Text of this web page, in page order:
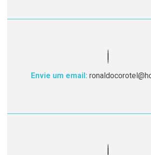
Envie um email: